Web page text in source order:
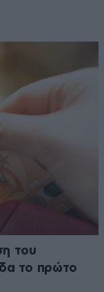
του
το πρώτο